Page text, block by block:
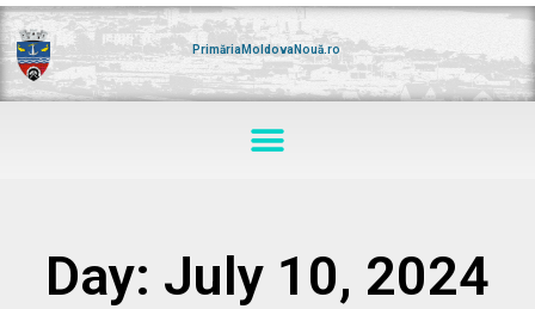
Skip
to
content
PrimăriaMoldovaNouă.ro
Menu
Day: July 10, 2024